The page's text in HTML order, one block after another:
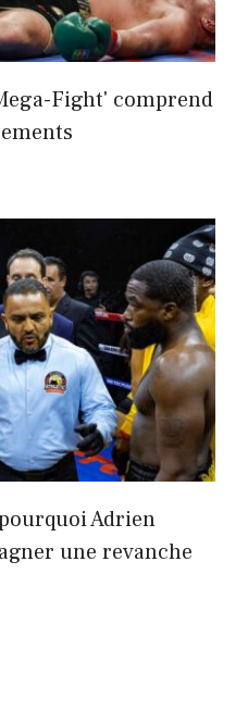
Fight' comprend
Adrien
une revanche